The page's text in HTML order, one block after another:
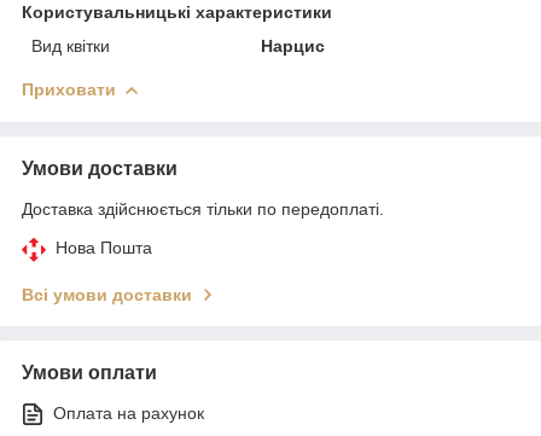
Користувальницькі характеристики
Вид квітки
Нарцис
Приховати
Умови доставки
Доставка здійснюється тільки по передоплаті.
Нова Пошта
Всі умови доставки
Умови оплати
Оплата на рахунок